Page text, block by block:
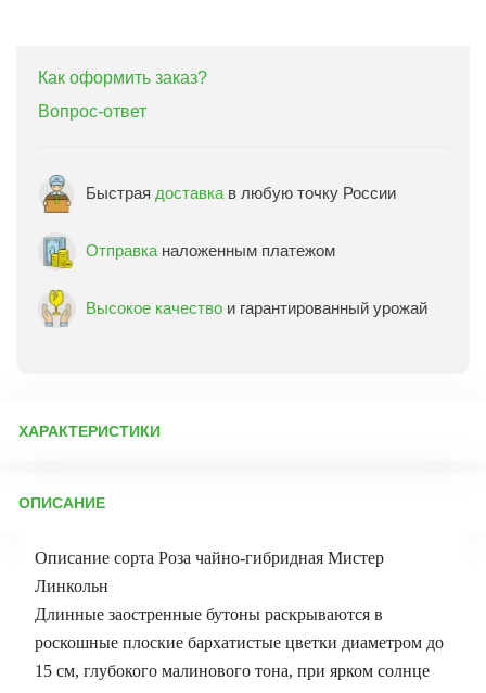
Как оформить заказ?
Вопрос-ответ
Быстрая доставка в любую точку России
Отправка наложенным платежом
Высокое качество и гарантированный урожай
ХАРАКТЕРИСТИКИ
Бренд товара:
Срок отправки:
ОПИСАНИЕ
Описание сорта Роза чайно-гибридная Мистер
Линкольн
Длинные заостренные бутоны раскрываются в
роскошные плоские бархатистые цветки диаметром до
15 см, глубокого малинового тона, при ярком солнце